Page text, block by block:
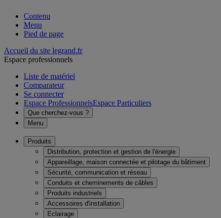
Contenu
Menu
Pied de page
Accueil du site legrand.fr
Espace professionnels
Liste de matériel
Comparateur
Se connecter
Espace ProfessionnelsEspace Particuliers
Que cherchez-vous ?
Menu
Produits
Distribution, protection et gestion de l'énergie
Appareillage, maison connectée et pilotage du bâtiment
Sécurité, communication et réseau
Conduits et cheminements de câbles
Produits industriels
Accessoires d'installation
Eclairage